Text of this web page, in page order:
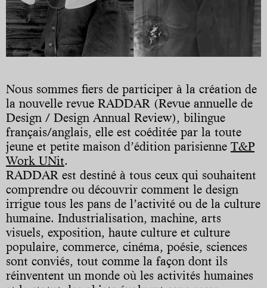
Nous sommes fiers de participer à la création de
la nouvelle revue RADDAR (Revue annuelle de
Design / Design Annual Review), bilingue
français/anglais, elle est coéditée par la toute
jeune et petite maison d’édition parisienne T&P
Work UNit.
RADDAR est destiné à tous ceux qui souhaitent
comprendre ou découvrir comment le design
irrigue tous les pans de l’activité ou de la culture
humaine. Industrialisation, machine, arts
visuels, exposition, haute culture et culture
populaire, commerce, cinéma, poésie, sciences
sont conviés, tout comme la façon dont ils
réinventent un monde où les activités humaines